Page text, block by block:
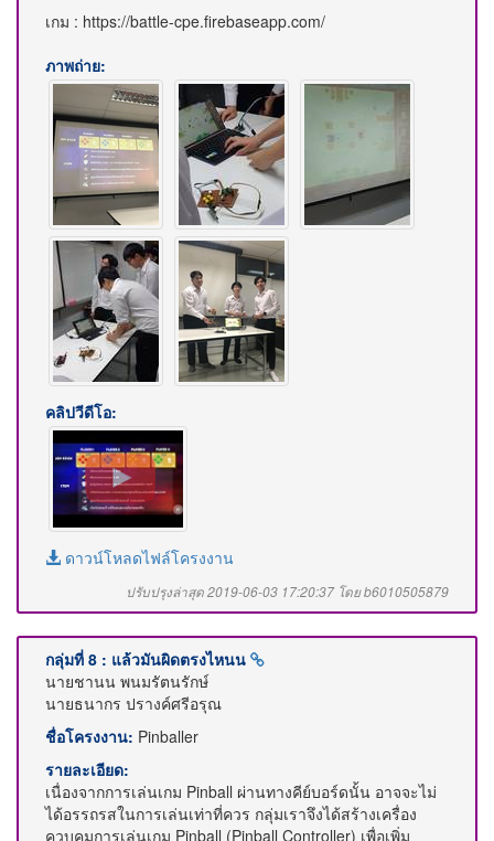
เกม : https://battle-cpe.firebaseapp.com/
ภาพถ่าย:
คลิปวีดีโอ:
ดาวน์โหลดไฟล์โครงงาน
ปรับปรุงล่าสุด 2019-06-03 17:20:37 โดย b6010505879
กลุ่มที่ 8 : แล้วมันผิดตรงไหนน
นายชานน พนมรัตนรักษ์
นายธนากร ปรางค์ศรีอรุณ
ชื่อโครงงาน: Pinballer
รายละเอียด:
เนื่องจากการเล่นเกม Pinball ผ่านทางคีย์บอร์ดนั้น อาจจะไม่
ได้อรรถรสในการเล่นเท่าที่ควร กลุ่มเราจึงได้สร้างเครื่อง
ควบคุมการเล่นเกม Pinball (Pinball Controller) เพื่อเพิ่ม